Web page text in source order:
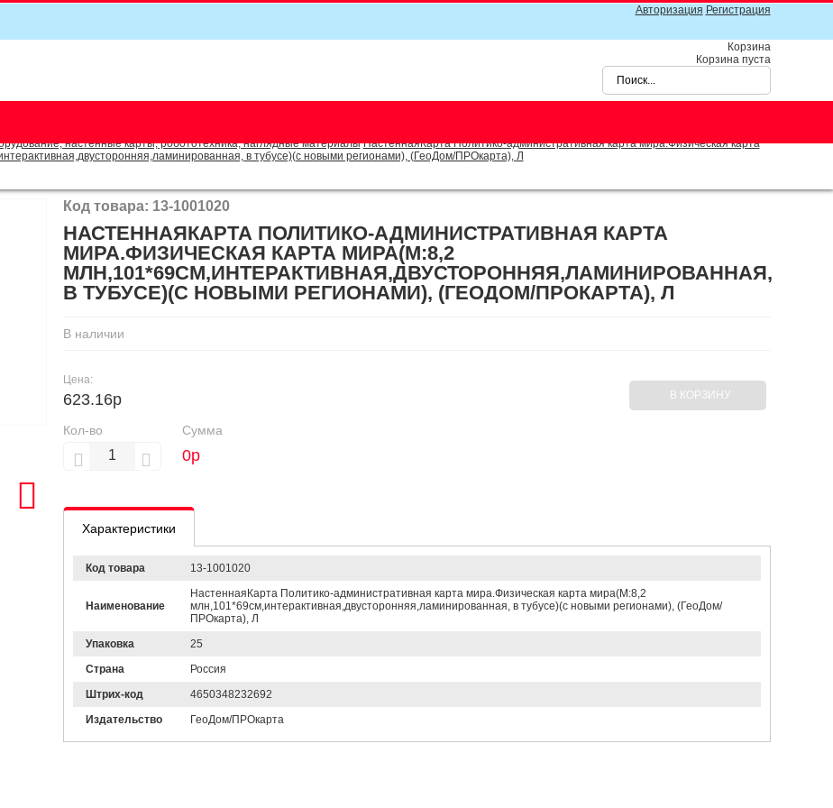
Авторизация Регистрация
Корзина
Корзина пуста
настенные карты, робототехника, наглядные материалы НастеннаяКарта Политико-административная карта мира.Физическая карта
в тубусе)(с новыми регионами), (ГеоДом/ПРОкарта), Л
Код товара: 13-1001020
НАСТЕННАЯКАРТА ПОЛИТИКО-АДМИНИСТРАТИВНАЯ КАРТА
МИРА.ФИЗИЧЕСКАЯ КАРТА МИРА(М:8,2
МЛН,101*69СМ,ИНТЕРАКТИВНАЯ,ДВУСТОРОННЯЯ,ЛАМИНИРОВАННАЯ,
В ТУБУСЕ)(С НОВЫМИ РЕГИОНАМИ), (ГЕОДОМ/ПРОКАРТА), Л
В наличии
Цена:
623.16р
Кол-во Сумма
0р
В КОРЗИНУ
Характеристики
Код товара 13-1001020
Наименование
НастеннаяКарта Политико-административная карта мира.Физическая карта мира(М:8,2
млн,101*69см,интерактивная,двусторонняя,ламинированная, в тубусе)(с новыми регионами), (ГеоДом/
ПРОкарта), Л
Упаковка
25
Страна
Россия
Штрих-код
4650348232692
Издательство
ГеоДом/ПРОкарта